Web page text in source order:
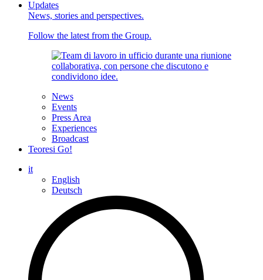
Updates
News, stories and perspectives.
Follow the latest from the Group.
News
Events
Press Area
Experiences
Broadcast
Teoresi Go!
it
English
Deutsch